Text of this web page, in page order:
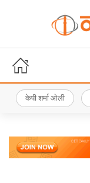
केपी शर्मा ओली